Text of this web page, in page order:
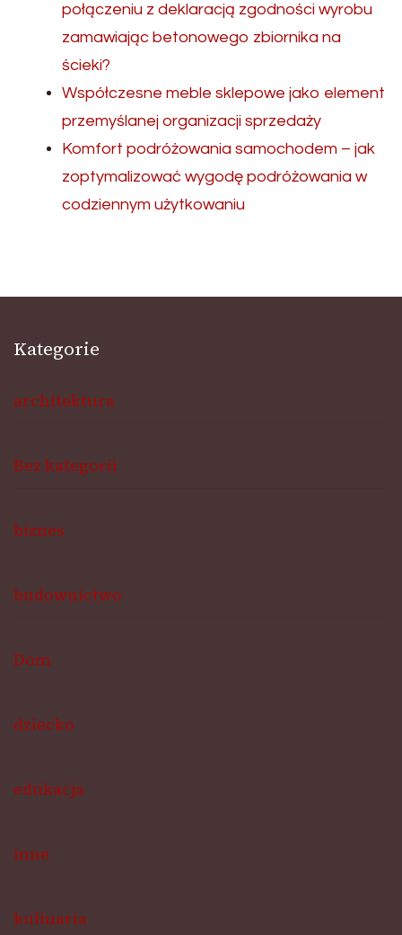
połączeniu z deklaracją zgodności wyrobu
zamawiając betonowego zbiornika na
ścieki?
Współczesne meble sklepowe jako element
przemyślanej organizacji sprzedaży
Komfort podróżowania samochodem – jak
zoptymalizować wygodę podróżowania w
codziennym użytkowaniu
Kategorie
architektura
Bez kategorii
biznes
budownictwo
Dom
dziecko
edukacja
inne
kulinaria